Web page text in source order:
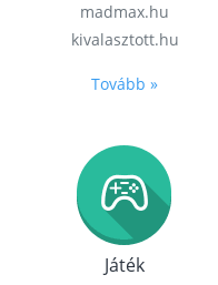
madmax.hu
kivalasztott.hu
Tovább »
Játék